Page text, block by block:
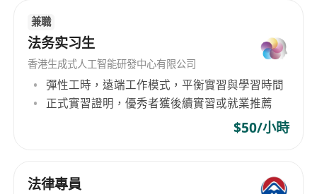
5. 搜集海外知識產權相關法規、典型案例，結合公
司實際情況進行整理分析，輸出基礎法律問題診斷
報告及應對思路。
作為工作語言（聽說讀寫流利，能處理英文法律文
兼職
法务实习生
香港生成式人工智能研發中心有限公司
彈性工時，遠端工作模式，平衡實習與學習時間
正式實習證明，優秀者獲後續實習或就業推薦
$50/小時
法律專員